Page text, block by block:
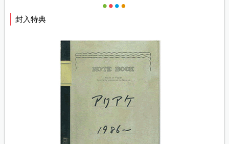
封入特典